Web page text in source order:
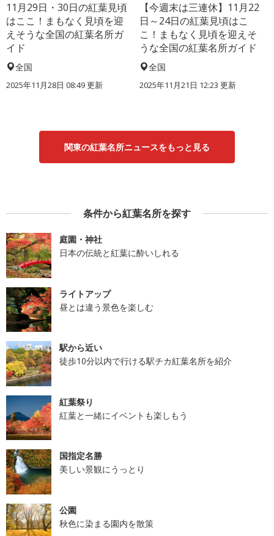
11月29日・30日の紅葉見頃
はここ！まもなく見頃を迎
えそうな全国の紅葉名所ガ
イド
全国
2025年11月28日 08:49 更新
【今週末は三連休】11月22
日～24日の紅葉見頃はこ
こ！まもなく見頃を迎えそ
うな全国の紅葉名所ガイド
全国
2025年11月21日 12:23 更新
関東の紅葉名所ニュースをもっと見る
条件から紅葉名所を探す
庭園・神社
日本の伝統と紅葉に酔いしれる
ライトアップ
昼とは違う景色を楽しむ
駅から近い
徒歩10分以内で行ける駅チカ紅葉名所を紹介
紅葉祭り
紅葉と一緒にイベントも楽しもう
国指定名勝
美しい景観にうっとり
公園
秋色に染まる園内を散策